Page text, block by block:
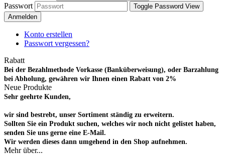
Passwort
Toggle Password View
Anmelden
Konto erstellen
Passwort vergessen?
Rabatt
Bei der Bezahlmethode Vorkasse (Banküberweisung), oder Barzahlung
bei Abholung, gewähren wir Ihnen einen Rabatt von 2%
Neue Produkte
Sehr geehrte Kunden,
wir sind bestrebt, unser Sortiment ständig zu erweitern.
Sollten Sie ein Produkt suchen, welches wir noch nicht gelistet haben,
senden Sie uns gerne eine E-Mail.
Wir werden dieses dann umgehend in den Shop aufnehmen.
Mehr über...